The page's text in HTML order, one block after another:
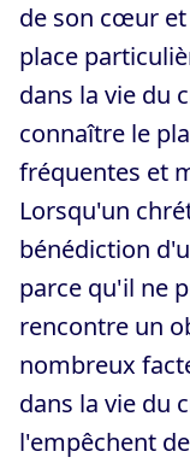
de son cœur et
place
dans la vie du
connaître le
fréquentes et
Lorsqu'un
bénédiction
parce qu'il ne
rencontre un
nombreux
dans la vie du
l'empêchent